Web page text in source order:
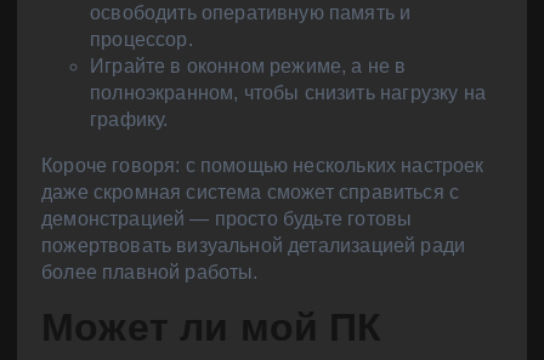
освободить оперативную память и
процессор.
Играйте в оконном режиме, а не в
полноэкранном, чтобы снизить нагрузку на
графику.
Короче говоря: с помощью нескольких настроек
даже скромная система сможет справиться с
демонстрацией — просто будьте готовы
пожертвовать визуальной детализацией ради
более плавной работы.
Может ли мой ПК